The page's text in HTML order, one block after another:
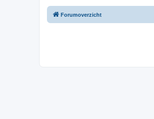
Forumoverzicht